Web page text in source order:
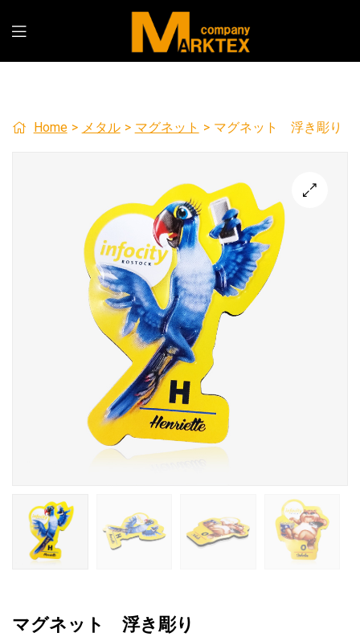
Home > メタル > マグネット > マグネット 浮き彫り
マグネット 浮き彫り